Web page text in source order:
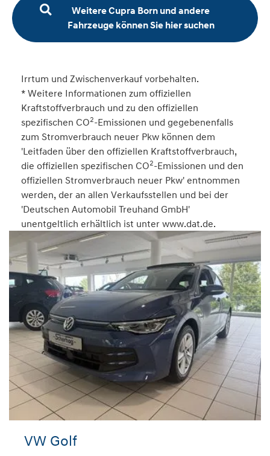
Weitere Cupra Born und andere
Fahrzeuge können Sie hier suchen
Irrtum und Zwischenverkauf vorbehalten.
* Weitere Informationen zum offiziellen
Kraftstoffverbrauch und zu den offiziellen
spezifischen CO2-Emissionen und gegebenenfalls
zum Stromverbrauch neuer Pkw können dem
'Leitfaden über den offiziellen Kraftstoffverbrauch,
die offiziellen spezifischen CO2-Emissionen und den
offiziellen Stromverbrauch neuer Pkw' entnommen
werden, der an allen Verkaufsstellen und bei der
'Deutschen Automobil Treuhand GmbH'
unentgeltlich erhältlich ist unter www.dat.de.
Golf